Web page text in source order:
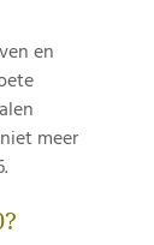
en
meer